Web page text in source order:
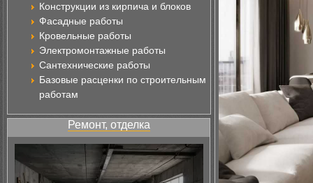
Конструкции из кирпича и блоков
Фасадные работы
Кровельные работы
Электромонтажные работы
Сантехнические работы
Базовые расценки по строительным
работам
Ремонт, отделка